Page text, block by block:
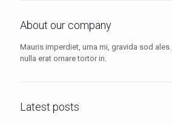
About our company
Mauris imperdiet, urna mi, gravida sod ales.
nulla erat ornare tortor in.
Latest posts